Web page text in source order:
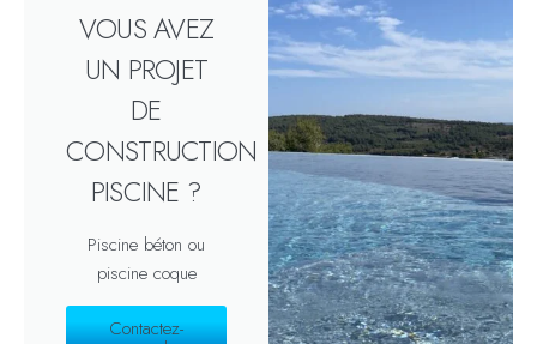
VOUS AVEZ
UN PROJET
DE
CONSTRUCTION
PISCINE ?
Piscine béton ou
piscine coque
Contactez-